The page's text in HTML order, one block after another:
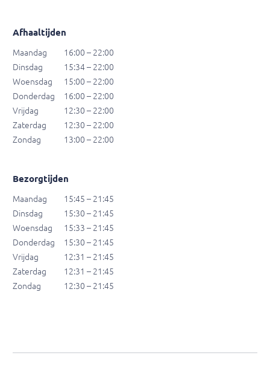
Afhaaltijden
Maandag
16:00 – 22:00
Dinsdag
15:34 – 22:00
Woensdag
15:00 – 22:00
Donderdag
16:00 – 22:00
Vrijdag
12:30 – 22:00
Zaterdag
12:30 – 22:00
Zondag
13:00 – 22:00
Bezorgtijden
Maandag
15:45 – 21:45
Dinsdag
15:30 – 21:45
Woensdag
15:33 – 21:45
Donderdag
15:30 – 21:45
Vrijdag
12:31 – 21:45
Zaterdag
12:31 – 21:45
Zondag
12:30 – 21:45